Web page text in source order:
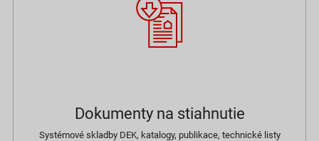
Dokumenty na stiahnutie
Systémové skladby DEK, katalogy, publikace, technické listy